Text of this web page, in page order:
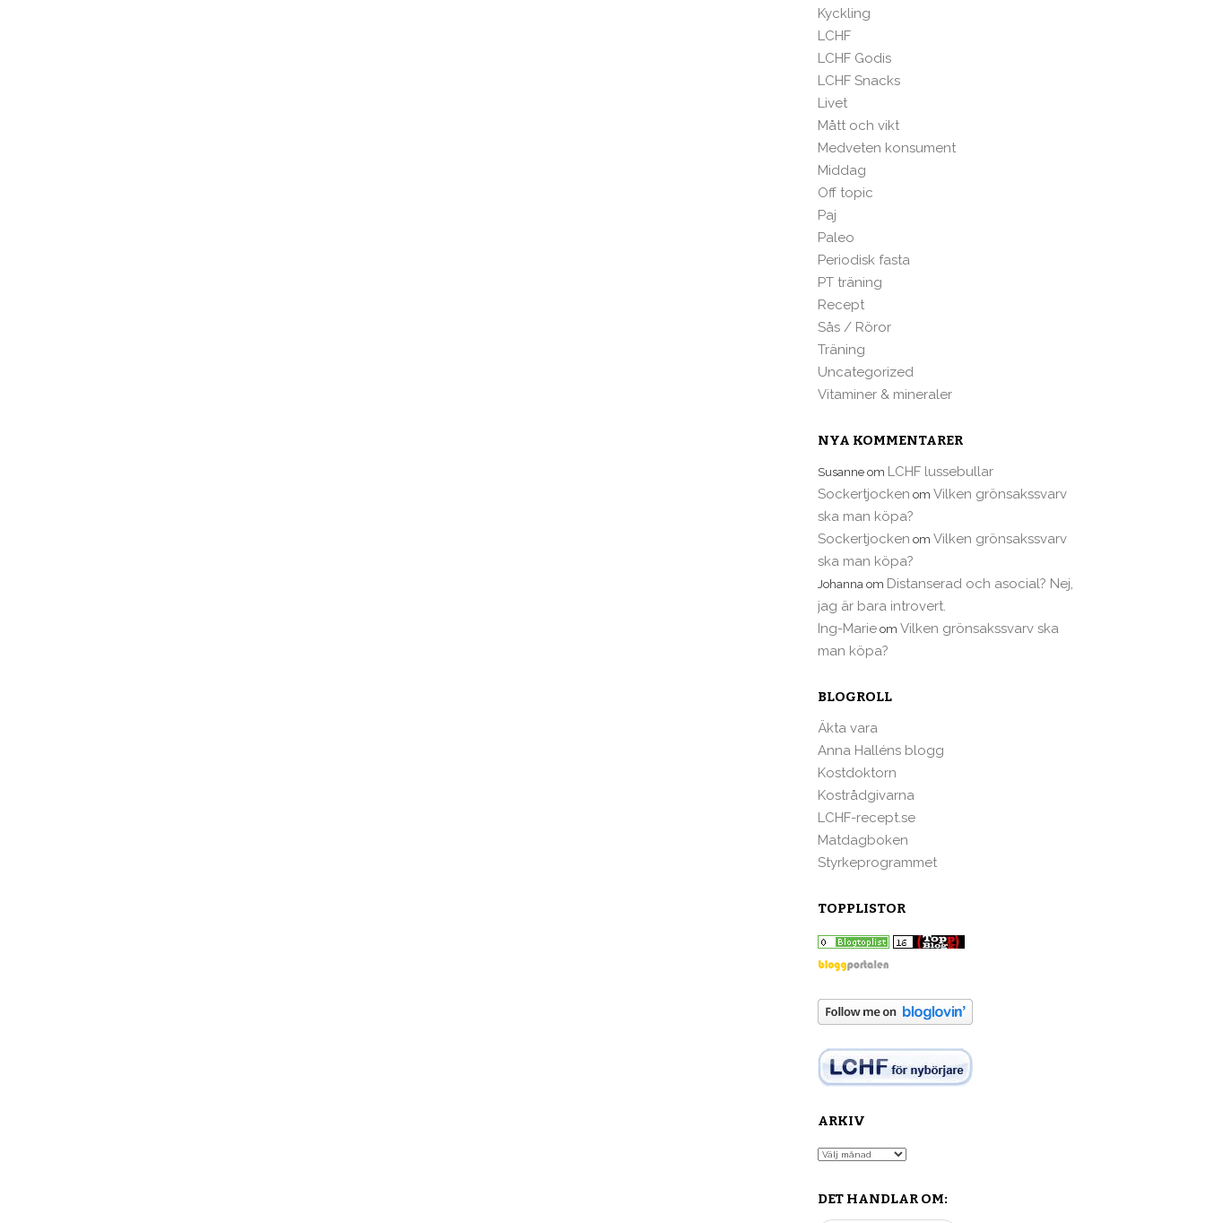
Kyckling
LCHF
LCHF Godis
LCHF Snacks
Livet
Mått och vikt
Medveten konsument
Middag
Off topic
Paj
Paleo
Periodisk fasta
PT träning
Recept
Sås / Röror
Träning
Uncategorized
Vitaminer & mineraler
NYA KOMMENTARER
Susanne om LCHF lussebullar
Sockertjocken om Vilken grönsakssvarv
ska man köpa?
Sockertjocken om Vilken grönsakssvarv
ska man köpa?
Johanna om Distanserad och asocial? Nej,
jag är bara introvert.
Ing-Marie om Vilken grönsakssvarv ska
man köpa?
BLOGROLL
Äkta vara
Anna Halléns blogg
Kostdoktorn
Kostrådgivarna
LCHF-recept.se
Matdagboken
Styrkeprogrammet
TOPPLISTOR
ARKIV
Arkiv
DET HANDLAR OM: